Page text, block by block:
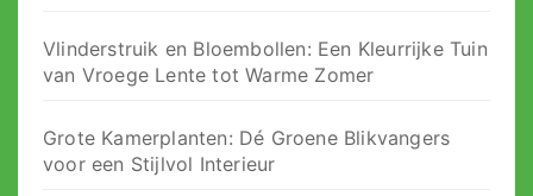
Vlinderstruik en Bloembollen: Een Kleurrijke Tuin
van Vroege Lente tot Warme Zomer
Grote Kamerplanten: Dé Groene Blikvangers
voor een Stijlvol Interieur